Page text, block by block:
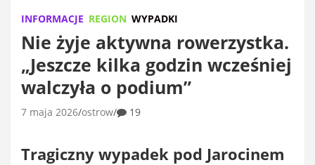
INFORMACJE REGION WYPADKI
Nie żyje aktywna rowerzystka.
„Jeszcze kilka godzin wcześniej
walczyła o podium”
7 maja 2026 ostrow 19
Tragiczny wypadek pod Jarocinem